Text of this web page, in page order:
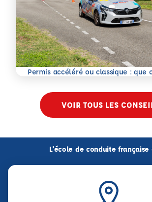
Permis accéléré ou classique : que
En savoir plus
VOIR TOUS LES
L'école de conduite française